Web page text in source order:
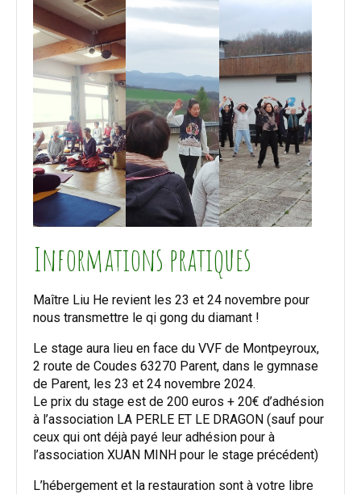
Informations pratiques
Maître Liu He revient les 23 et 24 novembre pour
nous transmettre le qi gong du diamant !
Le stage aura lieu en face du VVF de Montpeyroux,
2 route de Coudes 63270 Parent, dans le gymnase
de Parent, les 23 et 24 novembre 2024.
Le prix du stage est de 200 euros + 20€ d’adhésion
à l’association LA PERLE ET LE DRAGON (sauf pour
ceux qui ont déjà payé leur adhésion pour à
l’association XUAN MINH pour le stage précédent)
L’hébergement et la restauration sont à votre libre